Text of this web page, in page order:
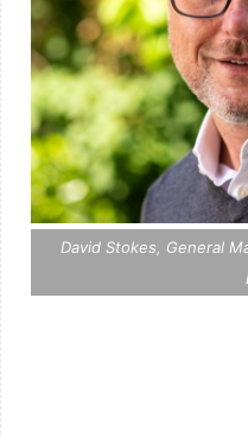
David Stokes, General